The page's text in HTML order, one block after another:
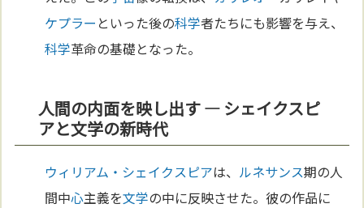
ケプラー といった後の科学者たちにも影響を与え、
科学革命の基礎となった。
人間の内面を映し出す — シェイクスピ
アと文学の新時代
ウィリアム・シェイクスピアは、 ルネサンス期の人
間中心主義を文学の中に反映させた。彼の作品に